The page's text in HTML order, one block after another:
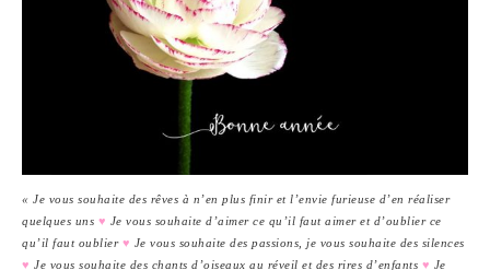
« Je vous souhaite des rêves à n’en plus finir et l’envie furieuse d’en réaliser
quelques uns ♥ Je vous souhaite d’aimer ce qu’il faut aimer et d’oublier ce
qu’il faut oublier ♥ Je vous souhaite des passions, je vous souhaite des silences
♥ Je vous souhaite des chants d’oiseaux au réveil et des rires d’enfants ♥ Je